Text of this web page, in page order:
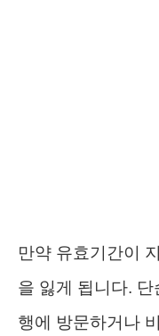
만약 유효기간이
을 잃게 됩니다.
행에 방문하거나